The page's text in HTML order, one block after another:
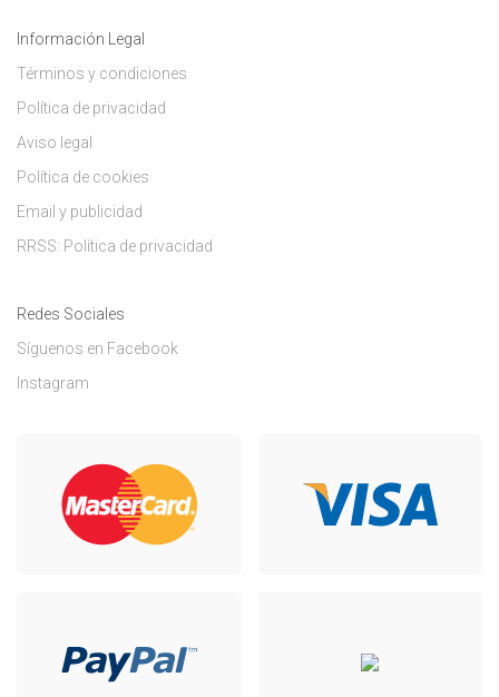
Información Legal
Términos y condiciones
Política de privacidad
Aviso legal
Política de cookies
Email y publicidad
RRSS: Política de privacidad
Redes Sociales
Síguenos en Facebook
Instagram